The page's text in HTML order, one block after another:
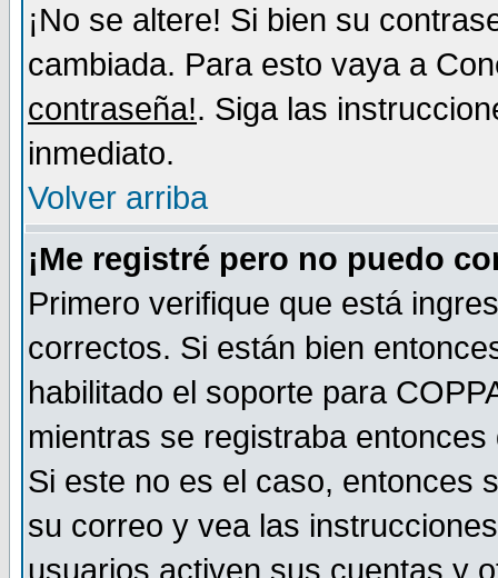
¡No se altere! Si bien su
cambiada. Para esto vaya a
contraseña!. Siga las
inmediato.
Volver arriba
¡Me registré pero no puedo
Primero verifique que está
correctos. Si están bien
habilitado el soporte para
mientras se registraba
Si este no es el caso, entonces
su correo y vea las
usuarios activen sus cuentas y